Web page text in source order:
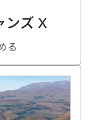
ンズ X
る